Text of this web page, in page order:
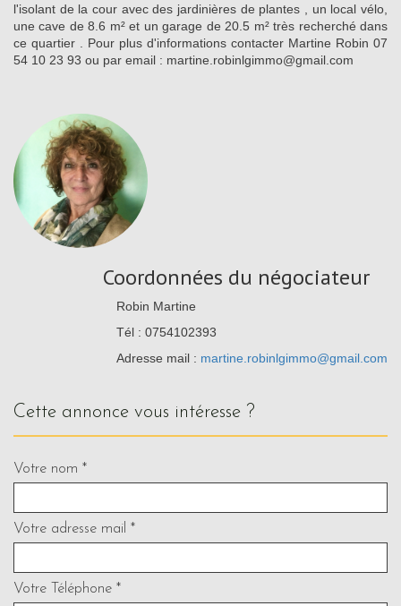
l'isolant de la cour avec des jardinières de plantes , un local vélo,
une cave de 8.6 m² et un garage de 20.5 m² très recherché dans
ce quartier . Pour plus d'informations contacter Martine Robin 07
54 10 23 93 ou par email : martine.robinlgimmo@gmail.com
Coordonnées du négociateur
Robin Martine
Tél : 0754102393
Adresse mail : martine.robinlgimmo@gmail.com
cette annonce vous intéresse ?
Votre nom *
Votre adresse mail *
Votre Téléphone *